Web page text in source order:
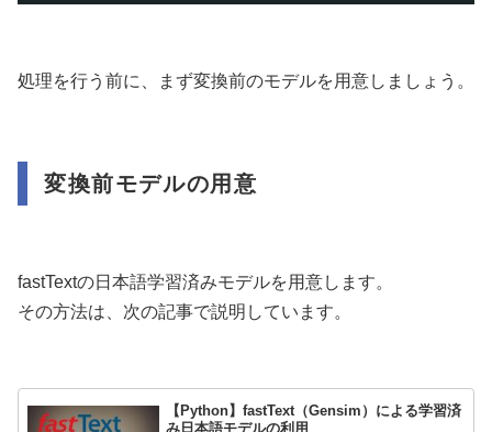
処理を行う前に、まず変換前のモデルを用意しましょう。
変換前モデルの用意
fastTextの日本語学習済みモデルを用意します。
その方法は、次の記事で説明しています。
【Python】fastText（Gensim）による学習済
み日本語モデルの利用